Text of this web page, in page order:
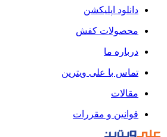
دانلود اپلیکشن
محصولات کفش
درباره ما
تماس با علی ویترین
مقالات
قوانین و مقررات